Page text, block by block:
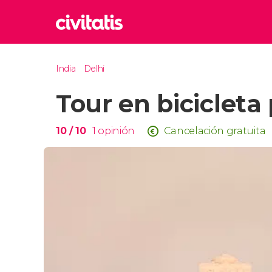
Reino
India Delhi
Tour en bicicleta
10/ 10 1 opinión Cancelación gratuita